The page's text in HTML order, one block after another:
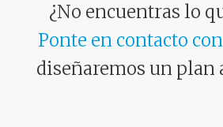
¿No encuentras lo
Ponte en contacto
diseñaremos un plan